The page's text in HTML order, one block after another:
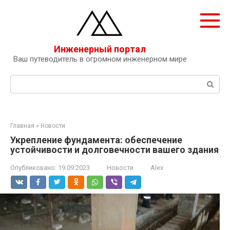
Инженерный портал
Ваш путеводитель в огромном инженерном мире
Поиск:
Главная » Новости
Укрепление фундамента: обеспечение
устойчивости и долговечности вашего здания
Опубликовано: 19.09.2023 Новости Alex